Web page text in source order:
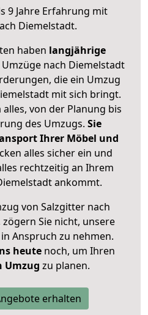
9 Jahre Erfahrung mit
Diemelstadt.
haben langjährige
nach Diemelstadt
die ein Umzug
mit sich bringt.
von der Planung bis
des Umzugs. Sie
Ihrer Möbel und
alles sicher ein und
rechtzeitig an Ihrem
ankommt.
von Salzgitter nach
Sie nicht, unsere
Anspruch zu nehmen.
heutenoch, um Ihren
Umzug zu planen.
erhalten